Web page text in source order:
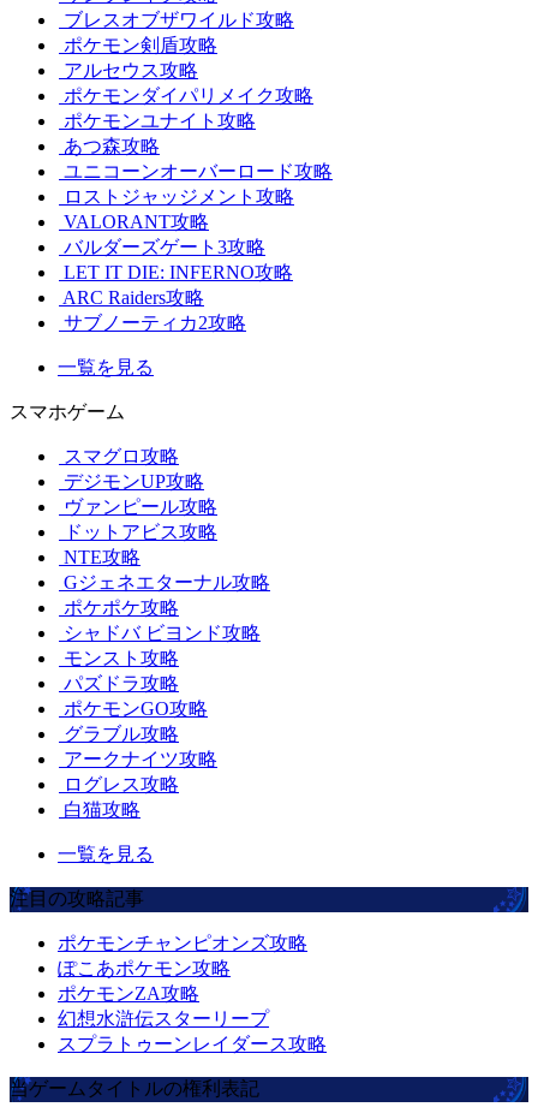
ブレスオブザワイルド攻略
ポケモン剣盾攻略
アルセウス攻略
ポケモンダイパリメイク攻略
ポケモンユナイト攻略
あつ森攻略
ユニコーンオーバーロード攻略
ロストジャッジメント攻略
VALORANT攻略
バルダーズゲート3攻略
LET IT DIE: INFERNO攻略
ARC Raiders攻略
サブノーティカ2攻略
一覧を見る
スマホゲーム
スマグロ攻略
デジモンUP攻略
ヴァンピール攻略
ドットアビス攻略
NTE攻略
Gジェネエターナル攻略
ポケポケ攻略
シャドバ ビヨンド攻略
モンスト攻略
パズドラ攻略
ポケモンGO攻略
グラブル攻略
アークナイツ攻略
ログレス攻略
白猫攻略
一覧を見る
注目の攻略記事
ポケモンチャンピオンズ攻略
ぽこあポケモン攻略
ポケモンZA攻略
幻想水滸伝スターリープ
スプラトゥーンレイダース攻略
当ゲームタイトルの権利表記